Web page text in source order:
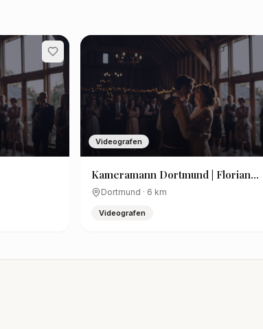
Videografen
Kameramann Dortmund | Florian
Pawliczek Filmproduktion
Dortmund · 6 km
Videografen